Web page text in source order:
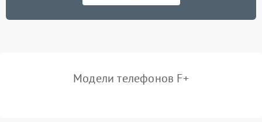
Модели телефонов F+